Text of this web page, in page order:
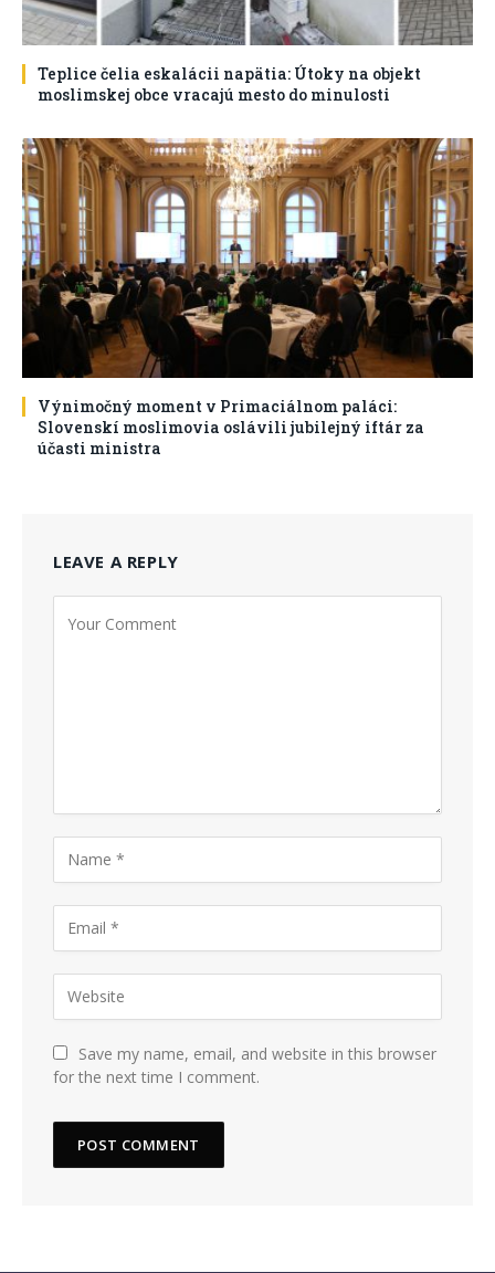
Teplice čelia eskalácii napätia: Útoky na objekt
moslimskej obce vracajú mesto do minulosti
Výnimočný moment v Primaciálnom paláci:
Slovenskí moslimovia oslávili jubilejný iftár za
účasti ministra
LEAVE A REPLY
Save my name, email, and website in this browser
for the next time I comment.